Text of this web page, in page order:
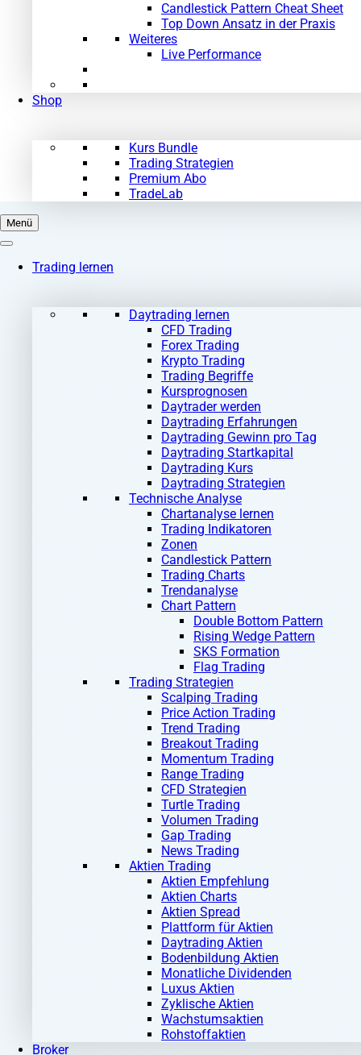
Candlestick Pattern Cheat Sheet
Top Down Ansatz in der Praxis
Weiteres
Live Performance
Shop
Kurs Bundle
Trading Strategien
Premium Abo
TradeLab
Menü
Trading lernen
Daytrading lernen
CFD Trading
Forex Trading
Krypto Trading
Trading Begriffe
Kursprognosen
Daytrader werden
Daytrading Erfahrungen
Daytrading Gewinn pro Tag
Daytrading Startkapital
Daytrading Kurs
Daytrading Strategien
Technische Analyse
Chartanalyse lernen
Trading Indikatoren
Zonen
Candlestick Pattern
Trading Charts
Trendanalyse
Chart Pattern
Double Bottom Pattern
Rising Wedge Pattern
SKS Formation
Flag Trading
Trading Strategien
Scalping Trading
Price Action Trading
Trend Trading
Breakout Trading
Momentum Trading
Range Trading
CFD Strategien
Turtle Trading
Volumen Trading
Gap Trading
News Trading
Aktien Trading
Aktien Empfehlung
Aktien Charts
Aktien Spread
Plattform für Aktien
Daytrading Aktien
Bodenbildung Aktien
Monatliche Dividenden
Luxus Aktien
Zyklische Aktien
Wachstumsaktien
Rohstoffaktien
Broker